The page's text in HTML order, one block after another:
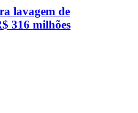
lavagem de
316 milhões